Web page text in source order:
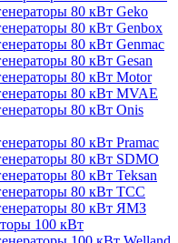
80 кВт Geko
80 кВт Genbox
80 кВт Genmac
80 кВт Gesan
80 кВт Motor
80 кВт MVAE
80 кВт Onis
80 кВт Pramac
80 кВт SDMO
80 кВт Teksan
80 кВт ТСС
80 кВт ЯМЗ
100 кВт